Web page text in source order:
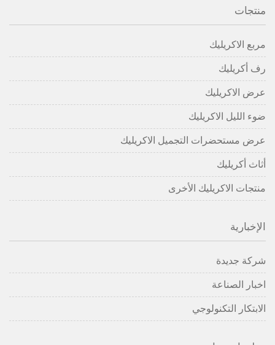
منتجات
مربع الاكريليك
رف أكريليك
عرض الاكريليك
ضوء الليل الاكريليك
عرض مستحضرات التجميل الاكريليك
أثاث أكريليك
منتجات الاكريليك الأخرى
الإخبارية
شركة جديدة
اخبار الصناعة
الابتكار التكنولوجي